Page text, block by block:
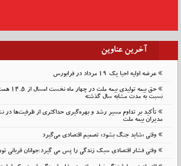
آخرین عناوین
عرضه اولیه احیا یک ۱۹ مرداد در فرابورس
نسبت به مدت مشابه سال گذشته
تأکید بر تداوم مسیر رشد و بهره‌گیری حداکثری از ظرفیت‌ها در
مدیران بیمه ملت
وقتی «شاید جنگ بشود» تصمیم اقتصادی می‌گیرد
وقتی فشار اقتصادی سبک زندگی را پس می گیرد:جوانان قربانی